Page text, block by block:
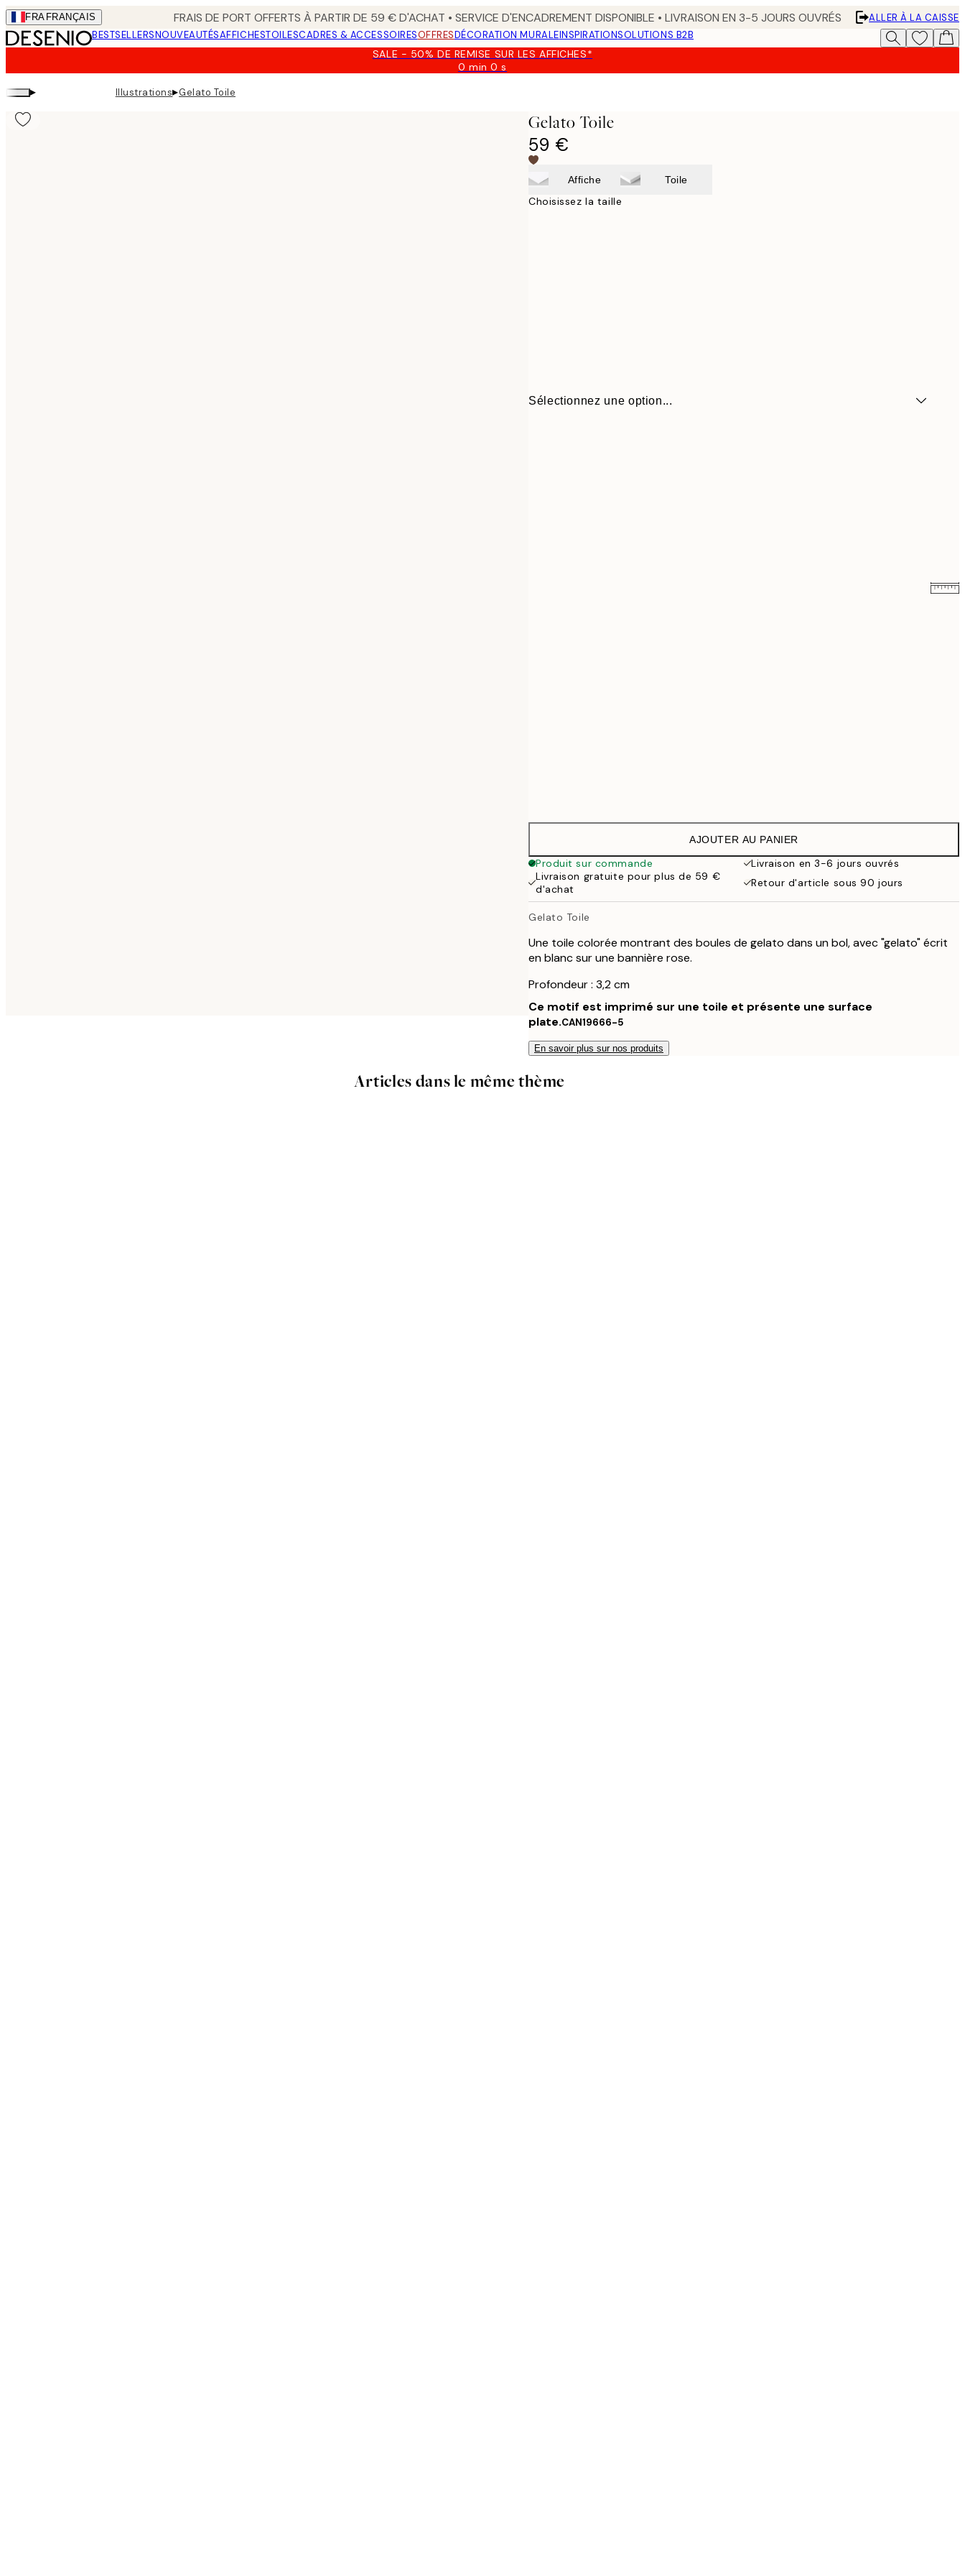
Skip
to
main
FRA FRANÇAIS FRAIS DE PORT OFFERTS À PARTIR DE 59 € D'ACHAT • SERVICE D'ENCADREMENT DISPONIBLE • LIVRAISON EN 3-5 JOURS OUVRÉS
ALLER À LA CAISSE
BESTSELLERSNOUVEAUTÉSAFFICHESTOILESCADRES & ACCESSOIRESOFFRESDÉCORATION MURALEINSPIRATIONSOLUTIONS B2B
SALE - 50% DE REMISE SUR LES AFFICHES*
0 min0 s
Valable
▸ Illustrations▸Gelato Toile
Gelato Toile
59 €
Affiche Toile
Choisissez la taille
Sélectionnez une option...
AJOUTER AU PANIER
Produit sur commande
Livraison en 3-6 jours ouvrés
Livraison gratuite pour plus de 59 €
d'achat
Retour d'article sous 90 jours
Gelato Toile
Une toile colorée montrant des boules de gelato dans un bol, avec "gelato" écrit
en blanc sur une bannière rose.
Profondeur : 3,2 cm
Ce motif est imprimé sur une toile et présente une surface
plate.CAN19666-5
En savoir plus sur nos produits
Articles dans le même thème